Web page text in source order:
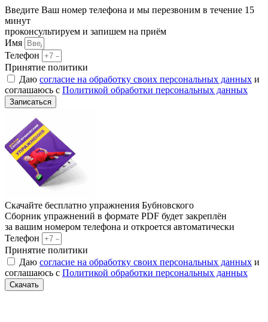
Введите Ваш номер телефона и мы перезвоним в течение 15
минут
проконсультируем и запишем на приём
Имя
Телефон
Принятие политики
Даю согласие на обработку своих персональных данных и
соглашаюсь с Политикой обработки персональных данных
Записаться
Скачайте бесплатно упражнения Бубновского
Сборник упражнений в формате PDF будет закреплён
за вашим номером телефона и откроется автоматически
Телефон
Принятие политики
Даю согласие на обработку своих персональных данных и
соглашаюсь с Политикой обработки персональных данных
Скачать